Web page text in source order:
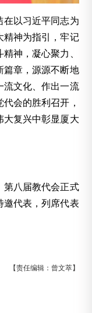
在以习近平同志为
精神为指引，牢记
神，凝心聚力、
篇章，源源不断地
流文化、作出一流
会的胜利召开，
大复兴中彰显厦大
第八届教代会正式
邀代表，列席代表
【责任编辑：曾文萃】